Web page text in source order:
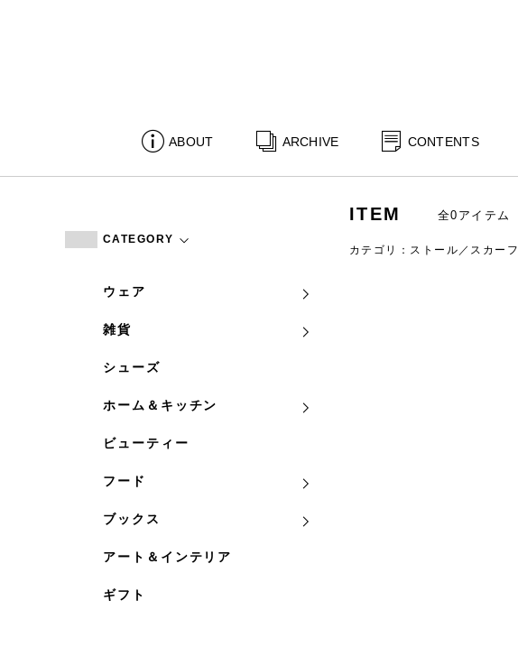
ABOUT ARCHIVE CONTENTS
CATEGORY
ウェア
雑貨
シューズ
ホーム＆キッチン
ビューティー
フード
ブックス
アート＆インテリア
ギフト
ITEM 全0アイテム
カテゴリ：ストール／スカーフ